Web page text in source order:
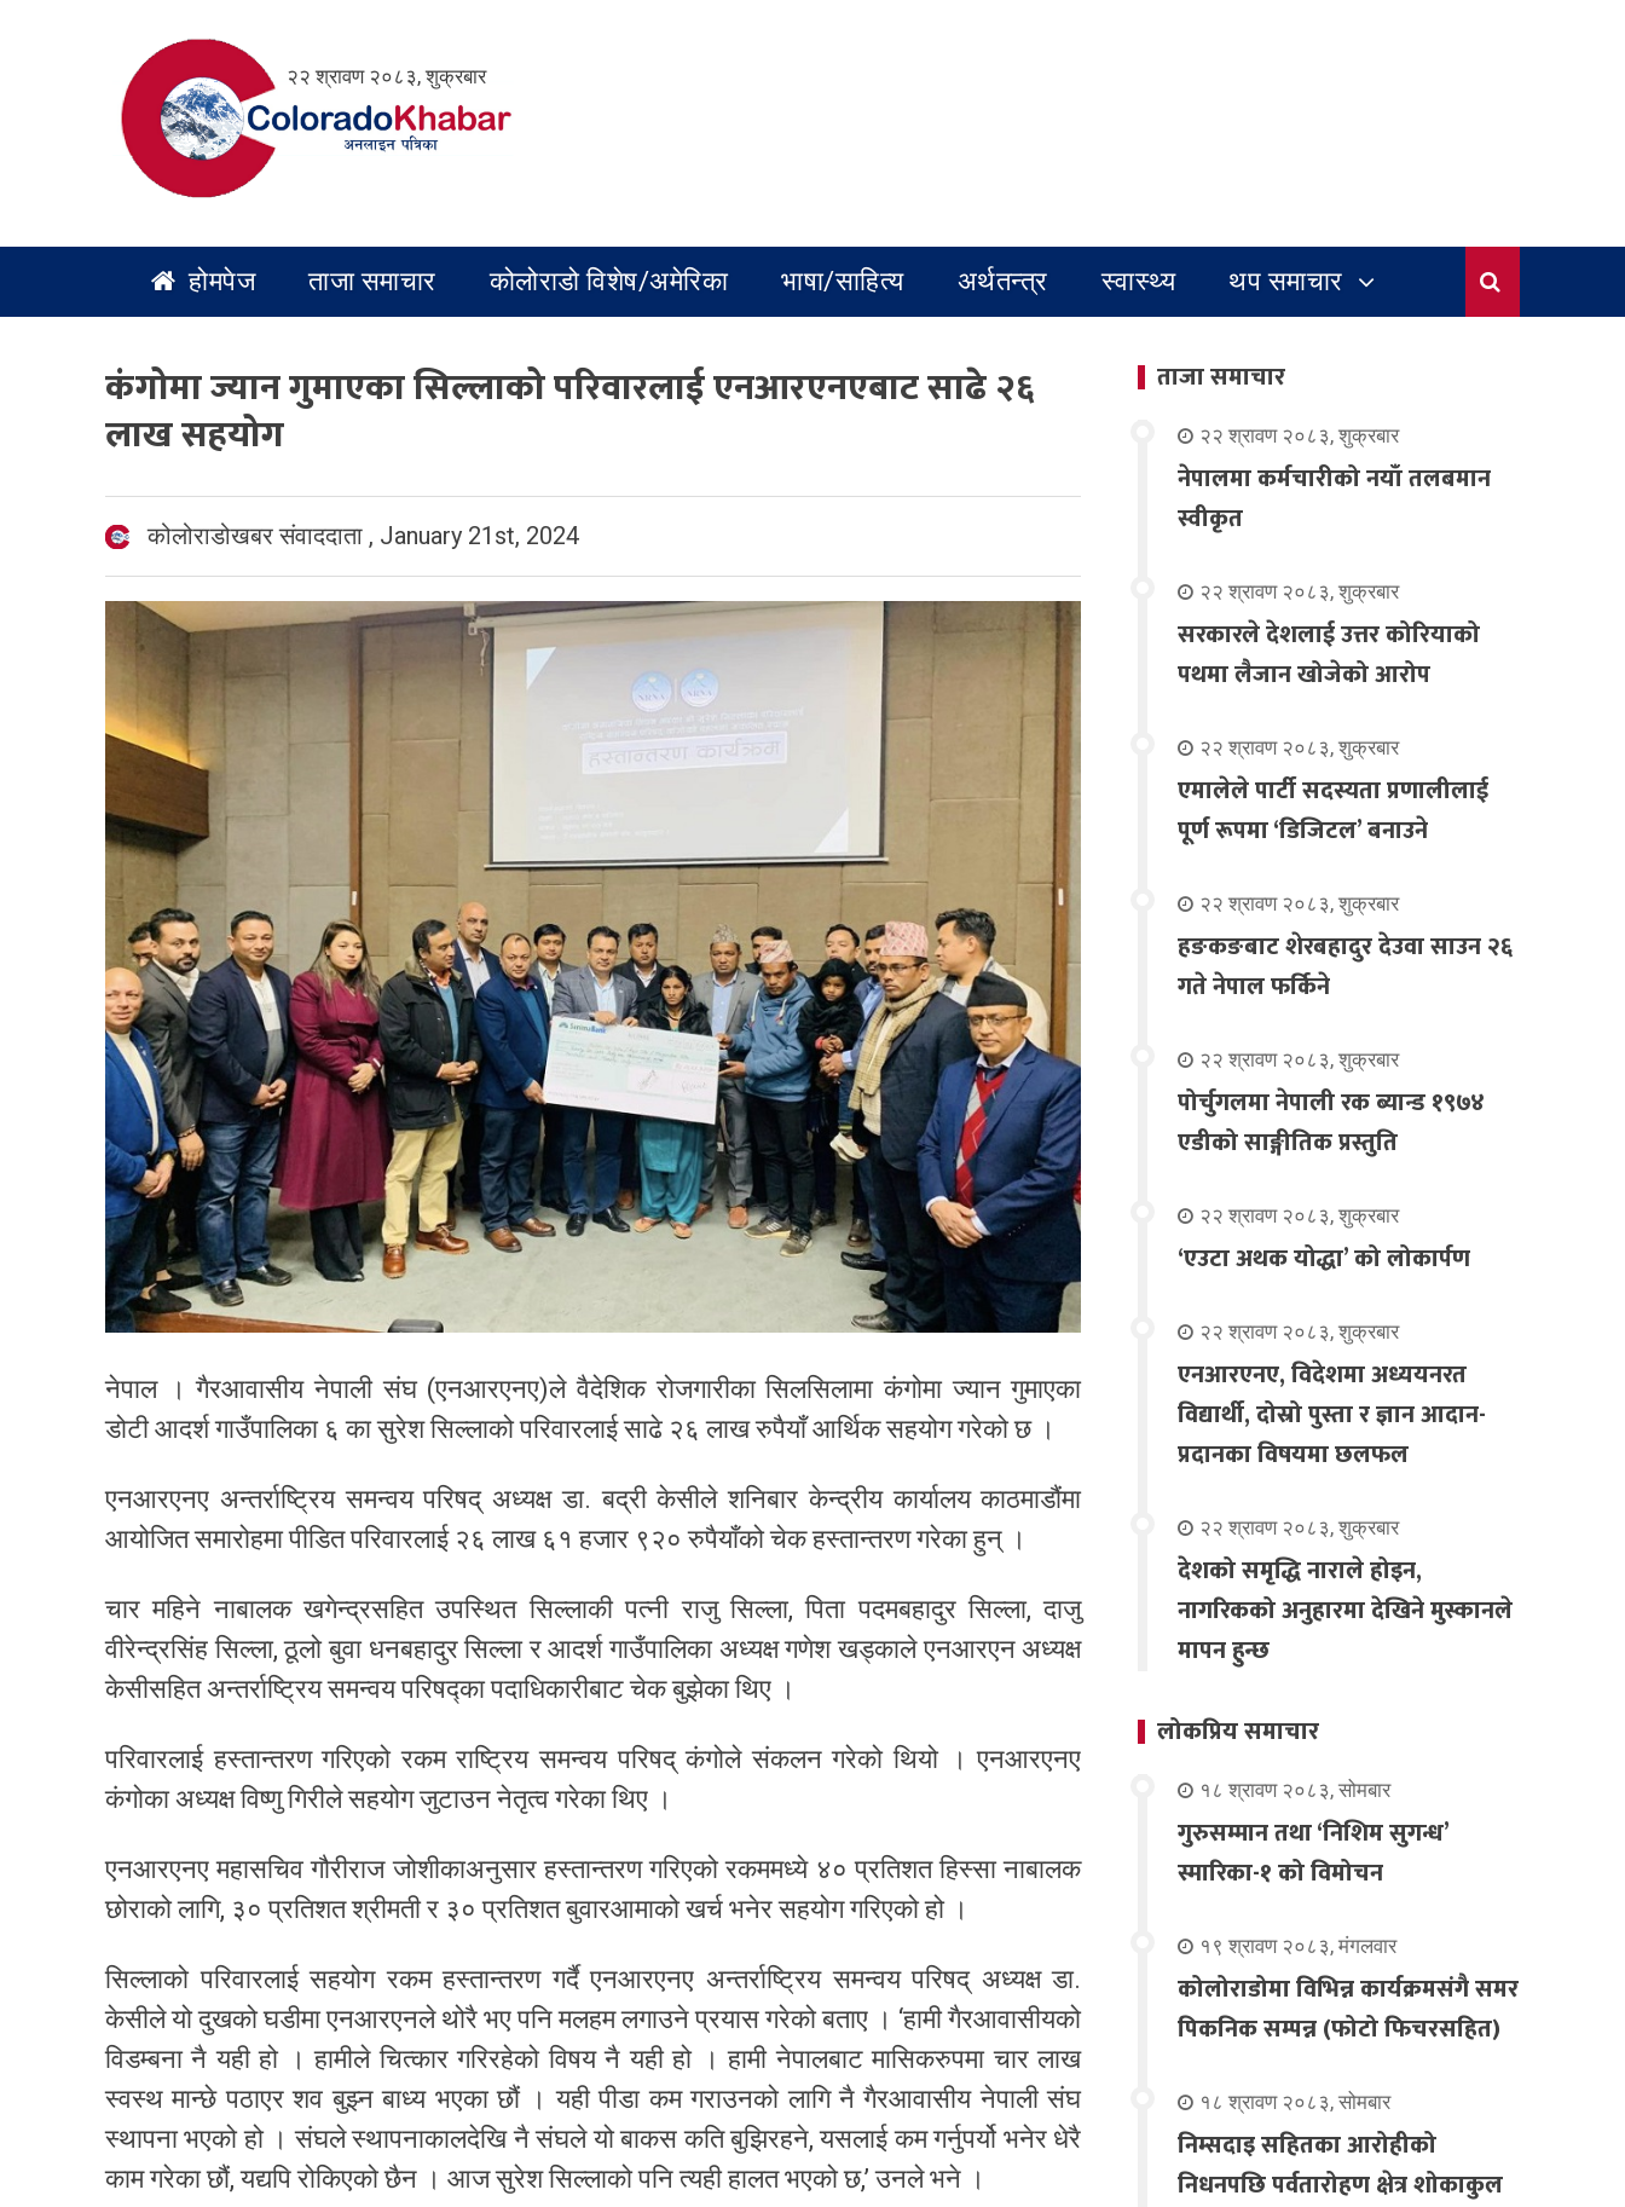
२२ श्रावण २०८३, शुक्रबार
होमपेज ताजा समाचार कोलोराडो विशेष/अमेरिका भाषा/साहित्य अर्थतन्त्र स्वास्थ्य थप समाचार
कंगोमा ज्यान गुमाएका सिल्लाको परिवारलाई एनआरएनएबाट साढे २६
लाख सहयोग
कोलोराडोखबर संवाददाता , January 21st, 2024
नेपाल । गैरआवासीय नेपाली संघ (एनआरएनए)ले वैदेशिक रोजगारीका सिलसिलामा कंगोमा ज्यान गुमाएका
डोटी आदर्श गाउँपालिका ६ का सुरेश सिल्लाको परिवारलाई साढे २६ लाख रुपैयाँ आर्थिक सहयोग गरेको छ ।
एनआरएनए अन्तर्राष्ट्रिय समन्वय परिषद् अध्यक्ष डा. बद्री केसीले शनिबार केन्द्रीय कार्यालय काठमाडौंमा
आयोजित समारोहमा पीडित परिवारलाई २६ लाख ६१ हजार ९२० रुपैयाँको चेक हस्तान्तरण गरेका हुन् ।
चार महिने नाबालक खगेन्द्रसहित उपस्थित सिल्लाकी पत्नी राजु सिल्ला, पिता पदमबहादुर सिल्ला, दाजु
वीरेन्द्रसिंह सिल्ला, ठूलो बुवा धनबहादुर सिल्ला र आदर्श गाउँपालिका अध्यक्ष गणेश खड्काले एनआरएन अध्यक्ष
केसीसहित अन्तर्राष्ट्रिय समन्वय परिषद्का पदाधिकारीबाट चेक बुझेका थिए ।
परिवारलाई हस्तान्तरण गरिएको रकम राष्ट्रिय समन्वय परिषद् कंगोले संकलन गरेको थियो । एनआरएनए
कंगोका अध्यक्ष विष्णु गिरीले सहयोग जुटाउन नेतृत्व गरेका थिए ।
एनआरएनए महासचिव गौरीराज जोशीकाअनुसार हस्तान्तरण गरिएको रकममध्ये ४० प्रतिशत हिस्सा नाबालक
छोराको लागि, ३० प्रतिशत श्रीमती र ३० प्रतिशत बुवारआमाको खर्च भनेर सहयोग गरिएको हो ।
सिल्लाको परिवारलाई सहयोग रकम हस्तान्तरण गर्दै एनआरएनए अन्तर्राष्ट्रिय समन्वय परिषद् अध्यक्ष डा.
केसीले यो दुखको घडीमा एनआरएनले थोरै भए पनि मलहम लगाउने प्रयास गरेको बताए । ‘हामी गैरआवासीयको
विडम्बना नै यही हो । हामीले चित्कार गरिरहेको विषय नै यही हो । हामी नेपालबाट मासिकरुपमा चार लाख
स्वस्थ मान्छे पठाएर शव बुझ्न बाध्य भएका छौं । यही पीडा कम गराउनको लागि नै गैरआवासीय नेपाली संघ
स्थापना भएको हो । संघले स्थापनाकालदेखि नै संघले यो बाकस कति बुझिरहने, यसलाई कम गर्नुपर्यो भनेर धेरै
काम गरेका छौं, यद्यपि रोकिएको छैन । आज सुरेश सिल्लाको पनि त्यही हालत भएको छ,’ उनले भने ।
ताजा समाचार
२२ श्रावण २०८३, शुक्रबार
नेपालमा कर्मचारीको नयाँ तलबमान
स्वीकृत
२२ श्रावण २०८३, शुक्रबार
सरकारले देशलाई उत्तर कोरियाको
पथमा लैजान खोजेको आरोप
२२ श्रावण २०८३, शुक्रबार
एमालेले पार्टी सदस्यता प्रणालीलाई
पूर्ण रूपमा ‘डिजिटल’ बनाउने
२२ श्रावण २०८३, शुक्रबार
हङकङबाट शेरबहादुर देउवा साउन २६
गते नेपाल फर्किने
२२ श्रावण २०८३, शुक्रबार
पोर्चुगलमा नेपाली रक ब्यान्ड १९७४
एडीको साङ्गीतिक प्रस्तुति
२२ श्रावण २०८३, शुक्रबार
‘एउटा अथक योद्धा’ को लोकार्पण
२२ श्रावण २०८३, शुक्रबार
एनआरएनए, विदेशमा अध्ययनरत
विद्यार्थी, दोस्रो पुस्ता र ज्ञान आदान-
प्रदानका विषयमा छलफल
२२ श्रावण २०८३, शुक्रबार
देशको समृद्धि नाराले होइन,
नागरिकको अनुहारमा देखिने मुस्कानले
मापन हुन्छ
लोकप्रिय समाचार
१८ श्रावण २०८३, सोमबार
गुरुसम्मान तथा ‘निशिम सुगन्ध’
स्मारिका-१ को विमोचन
१९ श्रावण २०८३, मंगलवार
कोलोराडोमा विभिन्न कार्यक्रमसंगै समर
पिकनिक सम्पन्न (फोटो फिचरसहित)
१८ श्रावण २०८३, सोमबार
निम्सदाइ सहितका आरोहीको
निधनपछि पर्वतारोहण क्षेत्र शोकाकुल